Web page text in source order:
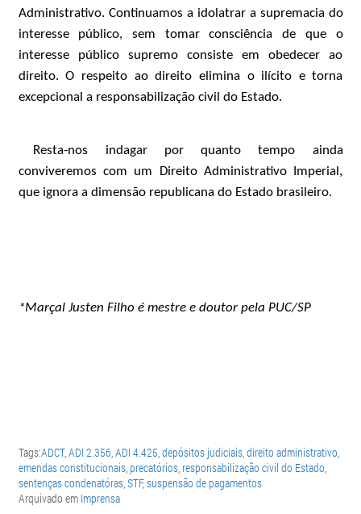
Administrativo. Continuamos a idolatrar a supremacia do
interesse público, sem tomar consciência de que o
interesse público supremo consiste em obedecer ao
direito. O respeito ao direito elimina o ilícito e torna
excepcional a responsabilização civil do Estado.
Resta-nos indagar por quanto tempo ainda
conviveremos com um Direito Administrativo Imperial,
que ignora a dimensão republicana do Estado brasileiro.
*Marçal Justen Filho é mestre e doutor pela PUC/SP
Tags:ADCT,ADI 2.356,ADI 4.425,depósitos judiciais,direito administrativo,
emendas constitucionais, precatórios, responsabilização civil do Estado,
sentenças condenatóras,STF,suspensão de pagamentos
Arquivado em Imprensa